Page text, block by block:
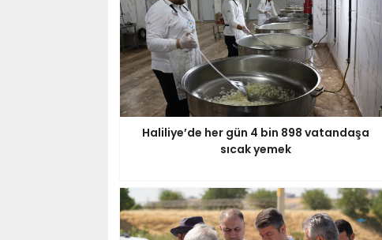
Haliliye’de her gün 4 bin 898 vatandaşa
sıcak yemek